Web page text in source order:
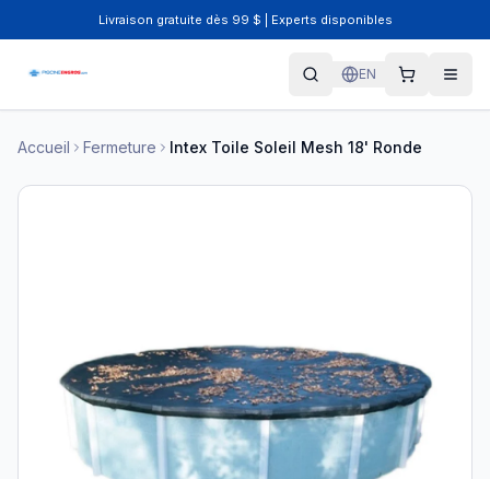
Livraison gratuite dès 99 $ | Experts disponibles
EN
Accueil Fermeture Intex Toile Soleil Mesh 18' Ronde